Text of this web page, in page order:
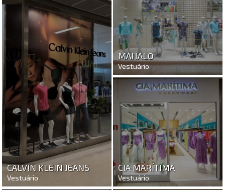
CALVIN KLEIN JEANS
Vestuário
MAHALO
Vestuário
CIA MARÍTIMA
Vestuário